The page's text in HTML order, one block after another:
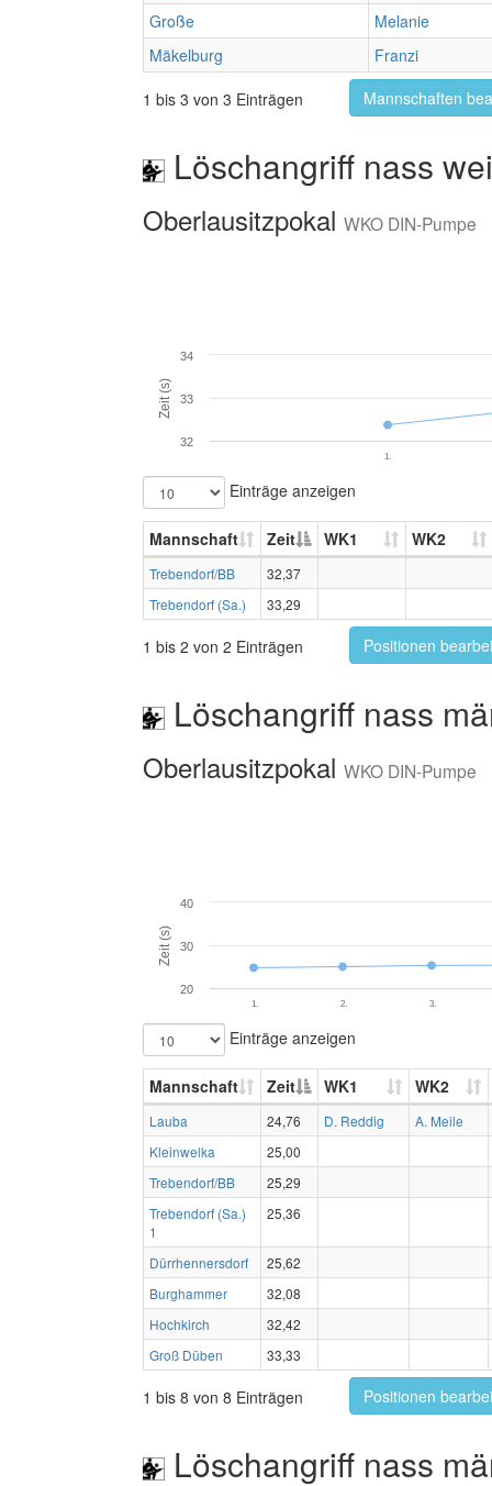
Große
Melanie
Mäkelburg
Franzi
1 bis 3 von 3 Einträgen
Mannschaften
Löschangriff nass
Oberlausitzpokal WKO DIN-Pumpe
Zeit (s)
1.
32
33
34
Einträge anzeigen
Mannschaft Zeit WK1 WK2
Trebendorf/BB
32,37
Trebendorf (Sa.)
33,29
1 bis 2 von 2 Einträgen Positionen
Löschangriff nass
Oberlausitzpokal WKO DIN-Pumpe
Zeit (s)
1. 2. 3.
20
30
40
Einträge anzeigen
Mannschaft Zeit WK1 WK2
Lauba 24,76 D. Reddig
A. Meile
Kleinwelka
25,00
Trebendorf/BB
25,29
Trebendorf (Sa.)
1
25,36
Dürrhennersdorf
25,62
Burghammer
32,08
Hochkirch
32,42
Groß Düben
33,33
1 bis 8 von 8 Einträgen Positionen
Löschangriff nass